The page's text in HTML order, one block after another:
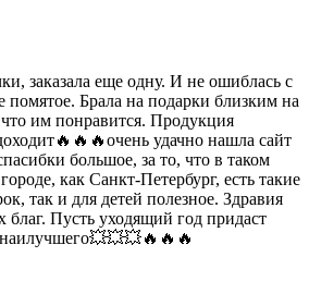
заказала еще одну. И не ошиблась с
Брала на подарки близким на
им понравится. Продукция
удачно нашла сайт
большое, за то, что в таком
как Санкт-Петербург, есть такие
так и для детей полезное. Здравия
благ. Пусть уходящий год придаст